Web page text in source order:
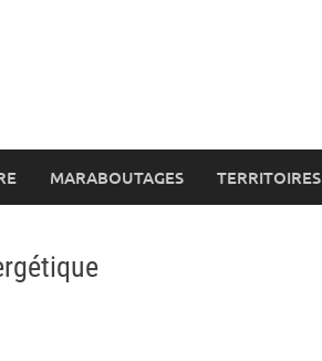
MARABOUTAGES TERRITOIRES